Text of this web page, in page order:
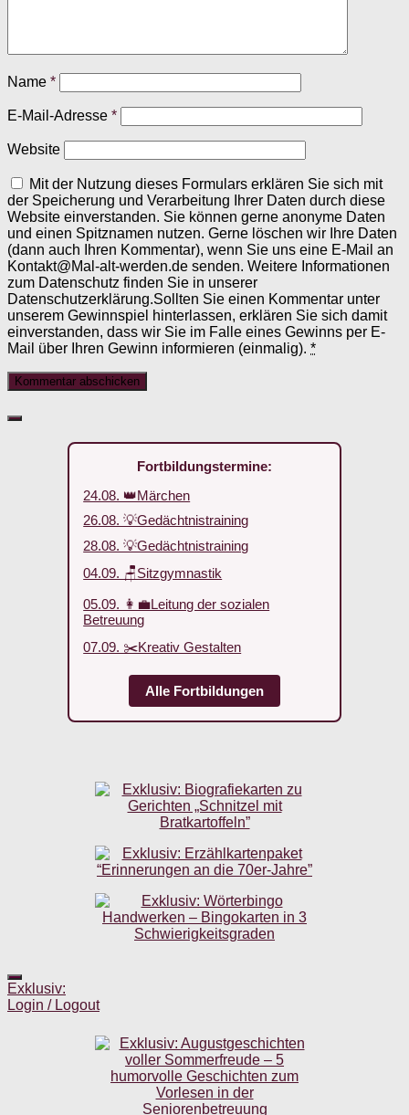
Name *
E-Mail-Adresse *
Website
Mit der Nutzung dieses Formulars erklären Sie sich mit
der Speicherung und Verarbeitung Ihrer Daten durch diese
Website einverstanden. Sie können gerne anonyme Daten
und einen Spitznamen nutzen. Gerne löschen wir Ihre Daten
(dann auch Ihren Kommentar), wenn Sie uns eine E-Mail an
Kontakt@Mal-alt-werden.de senden. Weitere Informationen
zum Datenschutz finden Sie in unserer
Datenschutzerklärung.Sollten Sie einen Kommentar unter
unserem Gewinnspiel hinterlassen, erklären Sie sich damit
einverstanden, dass wir Sie im Falle eines Gewinns per E-
Mail über Ihren Gewinn informieren (einmalig). *
Fortbildungstermine:
24.08. 👑Märchen
26.08. 💡Gedächtnistraining
28.08. 💡Gedächtnistraining
04.09. 🪑Sitzgymnastik
05.09. 👩‍💼Leitung der sozialen
Betreuung
07.09. ✂️Kreativ Gestalten
Alle Fortbildungen
Exklusiv:
Login / Logout